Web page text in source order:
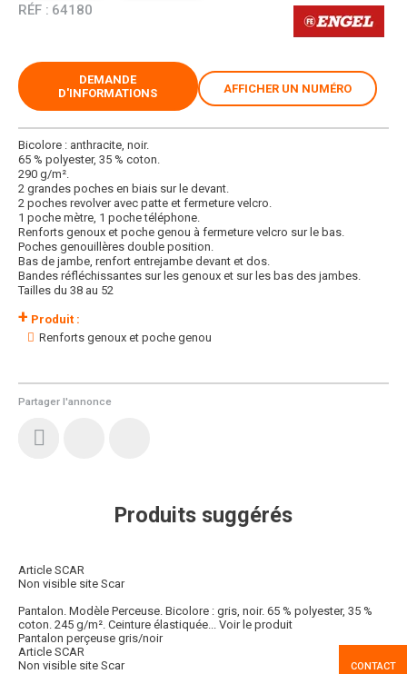
RÉF : 64180
+ Produit :
Renforts genoux et poche genou
Partager l'annonce
Bicolore : anthracite, noir.
65 % polyester, 35 % coton.
290 g/m².
2 grandes poches en biais sur le devant.
2 poches revolver avec patte et fermeture velcro.
1 poche mètre, 1 poche téléphone.
Renforts genoux et poche genou à fermeture velcro sur le bas.
Poches genouillères double position.
Bas de jambe, renfort entrejambe devant et dos.
Bandes réfléchissantes sur les genoux et sur les bas des jambes.
Tailles du 38 au 52
DEMANDE
D'INFORMATIONS
AFFICHER UN NUMÉRO
Produits suggérés
Article SCAR
Non visible site Scar
Pantalon. Modèle Perceuse. Bicolore : gris, noir. 65 % polyester, 35 %
coton. 245 g/m². Ceinture élastiquée... Voir le produit
Pantalon perçeuse gris/noir
Article SCAR
Non visible site Scar
CONTACT